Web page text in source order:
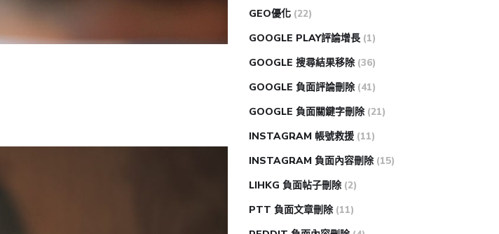
GEO優化 (22)
GOOGLE PLAY評論增長 (1)
GOOGLE 搜尋結果移除 (36)
GOOGLE 負面評論刪除 (41)
GOOGLE 負面關鍵字刪除 (21)
INSTAGRAM 帳號救援 (11)
INSTAGRAM 負面內容刪除 (15)
LIHKG 負面帖子刪除 (2)
PTT 負面文章刪除 (11)